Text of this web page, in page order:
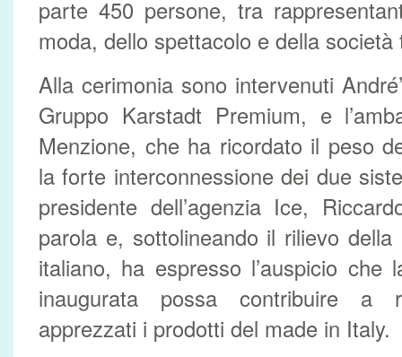
parte 450 persone, tra
moda, dello spettacolo e della società
Alla cerimonia sono intervenuti
Gruppo Karstadt Premium, e
Menzione, che ha ricordato il peso
la forte interconnessione dei due
presidente dell’agenzia Ice,
parola e, sottolineando il rilievo della
italiano, ha espresso l’auspicio che
inaugurata possa contribuire a
apprezzati i prodotti del made in